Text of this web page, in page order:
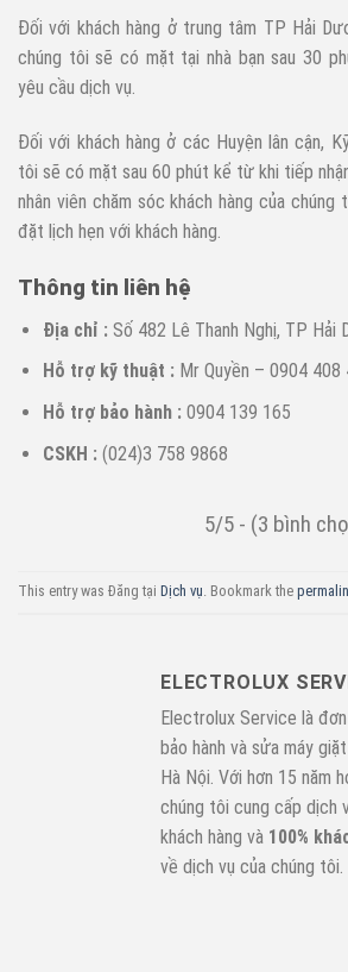
Đối với khách hàng ở trung tâm TP Hải
chúng tôi sẽ có mặt tại nhà bạn sau 30
yêu cầu dịch vụ.
Đối với khách hàng ở các Huyện lân cận,
tôi sẽ có mặt sau 60 phút kể từ khi tiếp
nhân viên chăm sóc khách hàng của
đặt lịch hẹn với khách hàng.
Thông tin liên hệ
Địa chỉ :Số 482 Lê Thanh Nghị, TP Hải
Hỗ trợ kỹ thuật :Mr Quyền – 0904 408
Hỗ trợ bảo hành :0904 139 165
CSKH :(024)3 758 9868
5/5 - (3 bình
This entry was Đăng tại Dịch vụ . Bookmark the
ELECTROLUX
Electrolux Service là
bảo hành và sửa máy
Hà Nội. Với hơn 15 năm
chúng tôi cung cấp dịch
khách hàng và 100%
về dịch vụ của chúng tôi.